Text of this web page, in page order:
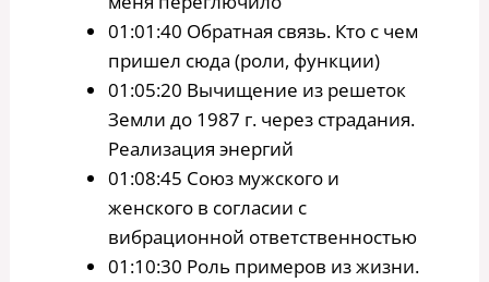
01:01:40 Обратная связь. Кто с чем
пришел сюда (роли, функции)
01:05:20 Вычищение из решеток
Земли до 1987 г. через страдания.
Реализация энергий
01:08:45 Союз мужского и
женского в согласии с
вибрационной ответственностью
01:10:30 Роль примеров из жизни.